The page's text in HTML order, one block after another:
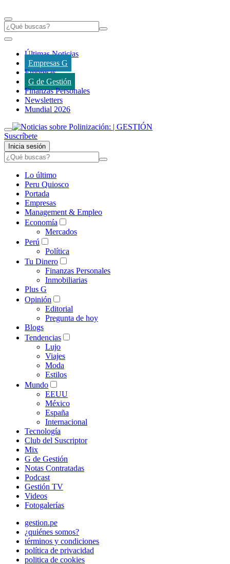
Últimas Noticias
Empresas G
Empresas
G de Gestión
Finanzas Personales
Newsletters
Mundial 2026
Suscríbete
Inicia sesión
Lo último
Peru Quiosco
Portada
Empresas
Management & Empleo
Economía
Mercados
Perú
Política
Tu Dinero
Finanzas Personales
Inmobiliarias
Plus G
Opinión
Editorial
Pregunta de hoy
Blogs
Tendencias
Lujo
Viajes
Moda
Estilos
Mundo
EEUU
México
España
Internacional
Tecnología
Club del Suscriptor
Mix
G de Gestión
Notas Contratadas
Podcast
Gestión TV
Videos
Fotogalerías
gestion.pe
¿quiénes somos?
términos y condiciones
política de privacidad
politica de cookies